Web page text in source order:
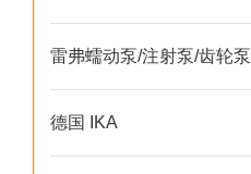
雷弗蠕动泵/注射泵/齿轮泵
德国 IKA